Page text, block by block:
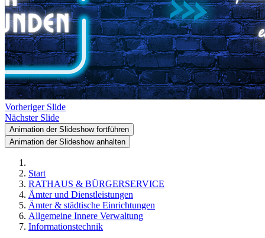
Vorheriger Slide
Nächster Slide
Animation der Slideshow fortführen
Animation der Slideshow anhalten
Start
RATHAUS & BÜRGERSERVICE
Ämter und Dienstleistungen
Ämter & städtische Einrichtungen
Allgemeine Innere Verwaltung
Informationstechnik